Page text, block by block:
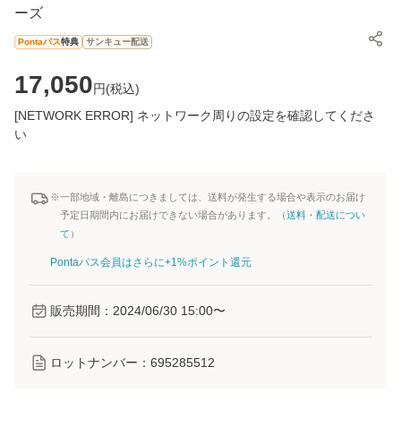
ーズ
Pontaパス特典 サンキュー配送
17,050円(税込)
[NETWORK ERROR] ネットワーク周りの設定を確認してくださ
い
※一部地域・離島につきましては、送料が発生する場合や表示のお届け
予定日期間内にお届けできない場合があります。（送料・配送につい
て ）
Pontaパス会員はさらに+1%ポイント還元
販売期間： 2024/06/30 15:00〜
ロットナンバー： 695285512